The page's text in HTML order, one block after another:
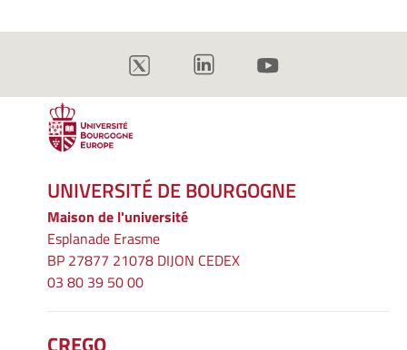
UNIVERSITÉ DE BOURGOGNE
Maison de l'université
Esplanade Erasme
BP 27877 21078 DIJON CEDEX
03 80 39 50 00